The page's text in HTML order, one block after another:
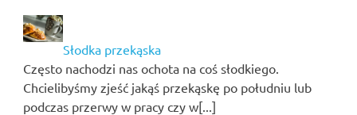
Słodka przekąska
Często nachodzi nas ochota na coś słodkiego.
Chcielibyśmy zjeść jakąś przekąskę po południu lub
podczas przerwy w pracy czy w[...]